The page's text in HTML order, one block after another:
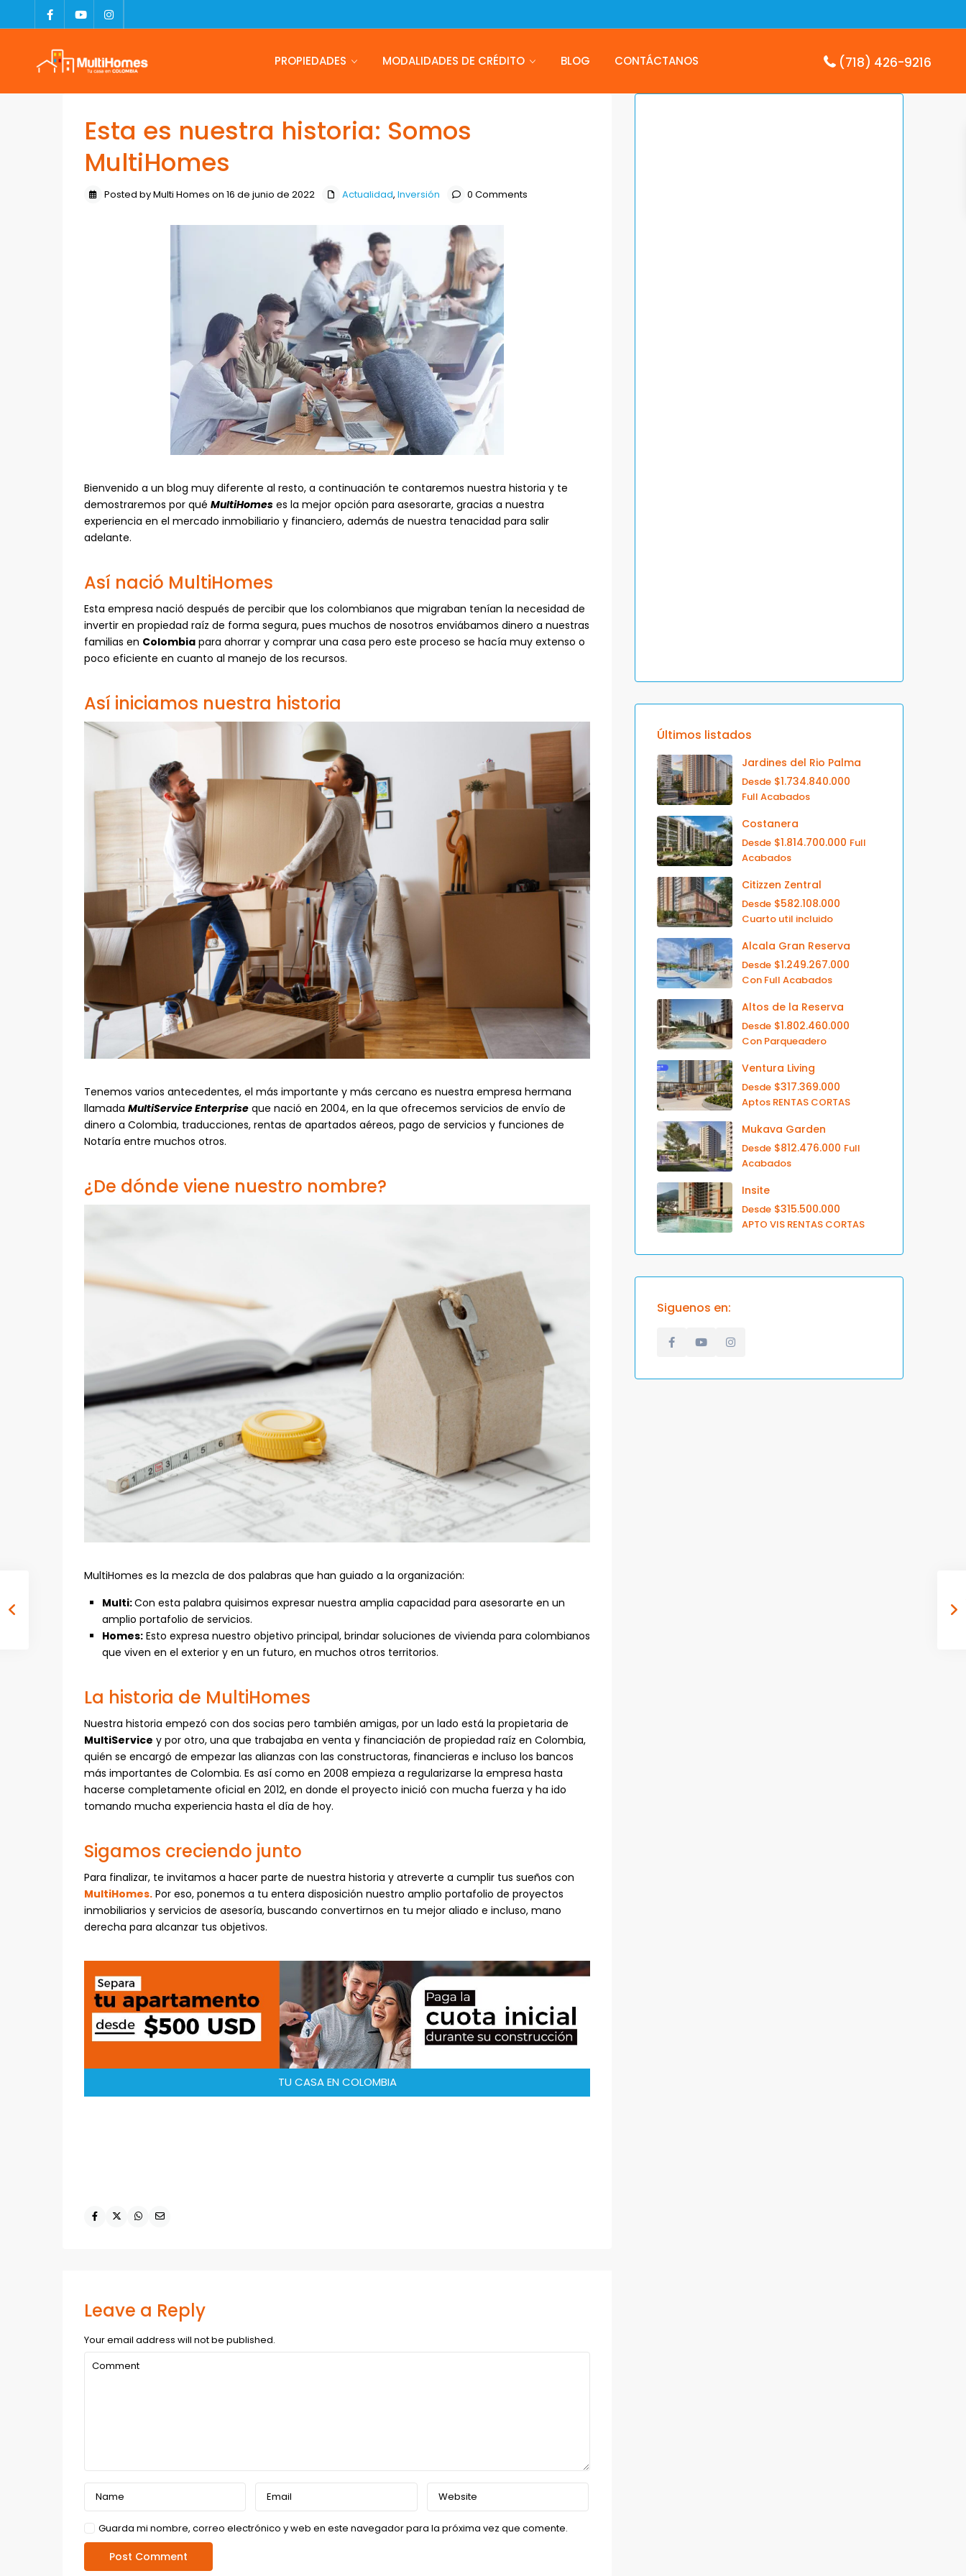
PROPIEDADES MODALIDADES DE CRÉDITO BLOG CONTÁCTANOS (718) 426-9216
Esta es nuestra historia: Somos
MultiHomes
Posted by Multi Homes on 16 de junio de 2022 Actualidad, Inversión 0 Comments
Bienvenido a un blog muy diferente al resto, a continuación te contaremos nuestra historia y te
demostraremos por qué MultiHomes es la mejor opción para asesorarte, gracias a nuestra
experiencia en el mercado inmobiliario y financiero, además de nuestra tenacidad para salir
adelante.
Así nació MultiHomes
Esta empresa nació después de percibir que los colombianos que migraban tenían la necesidad de
invertir en propiedad raíz de forma segura, pues muchos de nosotros enviábamos dinero a nuestras
familias en Colombia para ahorrar y comprar una casa pero este proceso se hacía muy extenso o
poco eficiente en cuanto al manejo de los recursos.
Así iniciamos nuestra historia
Tenemos varios antecedentes, el más importante y más cercano es nuestra empresa hermana
llamada MultiService Enterprise que nació en 2004, en la que ofrecemos servicios de envío de
dinero a Colombia, traducciones, rentas de apartados aéreos, pago de servicios y funciones de
Notaría entre muchos otros.
¿De dónde viene nuestro nombre?
MultiHomes es la mezcla de dos palabras que han guiado a la organización:
Multi:Con esta palabra quisimos expresar nuestra amplia capacidad para asesorarte en un
amplio portafolio de servicios.
Homes: Esto expresa nuestro objetivo principal, brindar soluciones de vivienda para colombianos
que viven en el exterior y en un futuro, en muchos otros territorios.
La historia de MultiHomes
Nuestra historia empezó con dos socias pero también amigas, por un lado está la propietaria de
MultiService y por otro, una que trabajaba en venta y financiación de propiedad raíz en Colombia,
quién se encargó de empezar las alianzas con las constructoras, financieras e incluso los bancos
más importantes de Colombia. Es así como en 2008 empieza a regularizarse la empresa hasta
hacerse completamente oficial en 2012, en donde el proyecto inició con mucha fuerza y ha ido
tomando mucha experiencia hasta el día de hoy.
Sigamos creciendo junto
Para finalizar, te invitamos a hacer parte de nuestra historia y atreverte a cumplir tus sueños con
MultiHomes. Por eso, ponemos a tu entera disposición nuestro amplio portafolio de proyectos
inmobiliarios y servicios de asesoría, buscando convertirnos en tu mejor aliado e incluso, mano
derecha para alcanzar tus objetivos.
TU CASA EN COLOMBIA
Leave a Reply
Your email address will not be published.
Guarda mi nombre, correo electrónico y web en este navegador para la próxima vez que comente.
Últimos listados
Jardines del Rio Palma
Desde $1.734.840.000
Full Acabados
Costanera
Desde $1.814.700.000 Full
Acabados
Citizzen Zentral
Desde $582.108.000
Cuarto util incluido
Alcala Gran Reserva
Desde $1.249.267.000
Con Full Acabados
Altos de la Reserva
Desde $1.802.460.000
Con Parqueadero
Ventura Living
Desde $317.369.000
Aptos RENTAS CORTAS
Mukava Garden
Desde $812.476.000 Full
Acabados
Insite
Desde $315.500.000
APTO VIS RENTAS CORTAS
Siguenos en: